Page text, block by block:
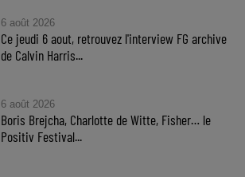
6 août 2026
Ce jeudi 6 aout, retrouvez l'interview FG archive
de Calvin Harris...
6 août 2026
Boris Brejcha, Charlotte de Witte, Fisher… le
Positiv Festival...